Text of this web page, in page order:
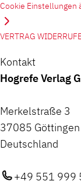
Cookie Einstellungen
VERTRAG
Kontakt
Hogrefe Verlag
Merkelstraße 3
37085 Göttingen
Deutschland
+49 551 999